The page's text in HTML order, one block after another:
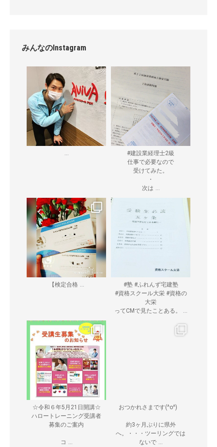
みんなのInstagram
...
#建設業経理士2級
仕事で必要なので
受けてみた。
・
次は ...
【検定合格 ...
#塾 #ふれんず宅建塾
#資格スクール大栄 #資格の
大栄
ってCMで見たことある。
...
☆令和６年5月21日開講☆
ハロートレーニング受講者
募集のご案内
コ ...
おつかれさまです(^o^)ゞ
約3ヶ月ぶりに県外
へ。・・・ツーリングでは
ないで ...